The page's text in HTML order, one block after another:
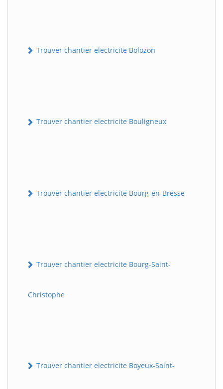
Trouver chantier electricite Bolozon
Trouver chantier electricite Bouligneux
Trouver chantier electricite Bourg-en-Bresse
Trouver chantier electricite Bourg-Saint-
Christophe
Trouver chantier electricite Boyeux-Saint-